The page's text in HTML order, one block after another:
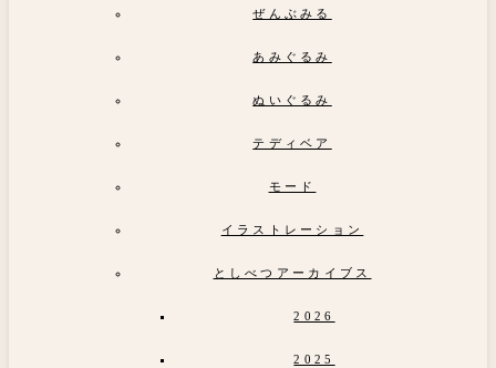
ぜんぶみる
あみぐるみ
ぬいぐるみ
テディベア
モード
イラストレーション
としべつアーカイブス
2026
2025